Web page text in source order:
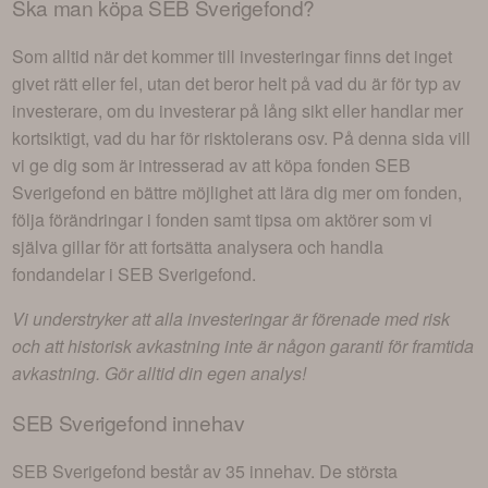
Ska man köpa SEB Sverigefond?
Som alltid när det kommer till investeringar finns det inget
givet rätt eller fel, utan det beror helt på vad du är för typ av
investerare, om du investerar på lång sikt eller handlar mer
kortsiktigt, vad du har för risktolerans osv. På denna sida vill
vi ge dig som är intresserad av att köpa fonden SEB
Sverigefond en bättre möjlighet att lära dig mer om fonden,
följa förändringar i fonden samt tipsa om aktörer som vi
själva gillar för att fortsätta analysera och handla
fondandelar i SEB Sverigefond.
Vi understryker att alla investeringar är förenade med risk
och att historisk avkastning inte är någon garanti för framtida
avkastning. Gör alltid din egen analys!
SEB Sverigefond innehav
SEB Sverigefond består av 35 innehav. De största